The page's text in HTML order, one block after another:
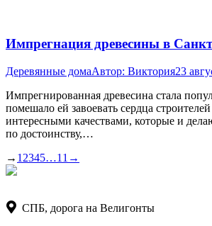
Импрегнация древесины в
Деревянные домаАвтор: Виктория23
Импрегнированная древесина стала
помешало ей завоевать сердца
интересными качествами, которые и
по достоинству,…
→ 1 2345…11 →
СПБ, дорога на Велигонты